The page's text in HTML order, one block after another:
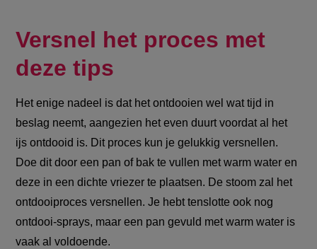
Versnel het proces met
deze tips
Het enige nadeel is dat het ontdooien wel wat tijd in
beslag neemt, aangezien het even duurt voordat al het
ijs ontdooid is. Dit proces kun je gelukkig versnellen.
Doe dit door een pan of bak te vullen met warm water en
deze in een dichte vriezer te plaatsen. De stoom zal het
ontdooiproces versnellen. Je hebt tenslotte ook nog
ontdooi-sprays, maar een pan gevuld met warm water is
vaak al voldoende.